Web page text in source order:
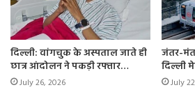
दिल्ली: वांगचुक के अस्पताल जाते ही
छात्र आंदोलन ने पकड़ी रफ्तार…
July 26, 2026
जंतर-
दिल्ली
July